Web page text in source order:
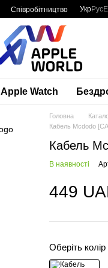
Співробітництво УкрРус
Apple Watch
Головна
Кабель Mcdodo
Кабель
В наявності
449
Оберіть колір